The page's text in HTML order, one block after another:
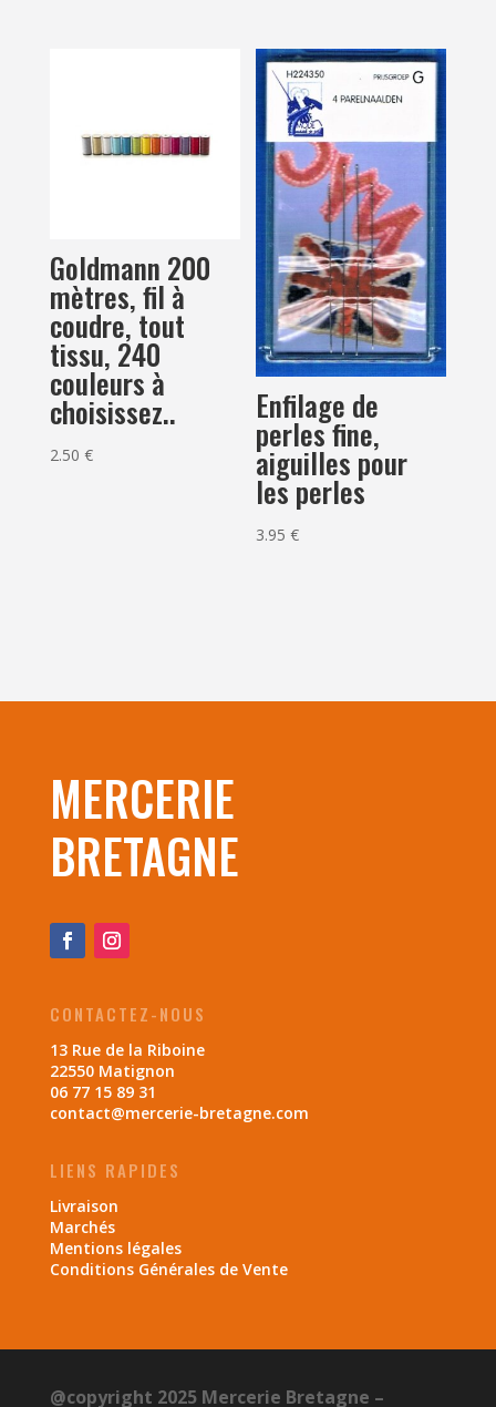
Goldmann 200
mètres, fil à
coudre, tout
tissu, 240
couleurs à
choisissez..
2.50 €
Enfilage de
perles fine,
aiguilles pour
les perles
3.95€
MERCERIE
BRETAGNE
CONTACTEZ-NOUS
13 Rue de la Riboine
22550 Matignon
06 77 15 89 31
contact@mercerie-bretagne.com
LIENS RAPIDES
Livraison
Marchés
Mentions légales
Conditions Générales de Vente
@copyright 2025 Mercerie Bretagne –